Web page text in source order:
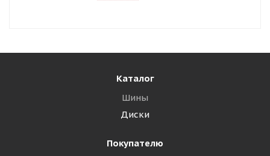
Каталог
Шины
Диски
Покупателю